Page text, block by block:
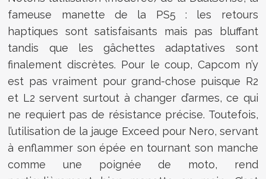
fameuse manette de la PS5 : les retours
haptiques sont satisfaisants mais pas bluffant
tandis que les gâchettes adaptatives sont
finalement discrètes. Pour le coup, Capcom n’y
est pas vraiment pour grand-chose puisque R2
et L2 servent surtout à changer d’armes, ce qui
ne requiert pas de résistance précise. Toutefois,
l’utilisation de la jauge Exceed pour Nero, servant
à enflammer son épée en tournant son manche
comme une poignée de moto, rend